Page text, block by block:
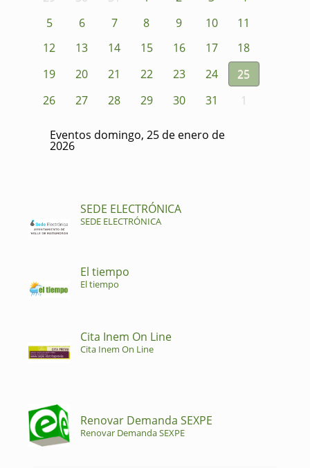
5
6 7 8 9 10
11
12
13 14 15 16 17
18
19
20 21 22 23 24
25
26
27 28 29 30 31 1
Eventos domingo, 25 de enero de
2026
SEDE ELECTRÓNICA
SEDE ELECTRÓNICA
El tiempo
El tiempo
Cita Inem On Line
Cita Inem On Line
Renovar Demanda SEXPE
Renovar Demanda SEXPE